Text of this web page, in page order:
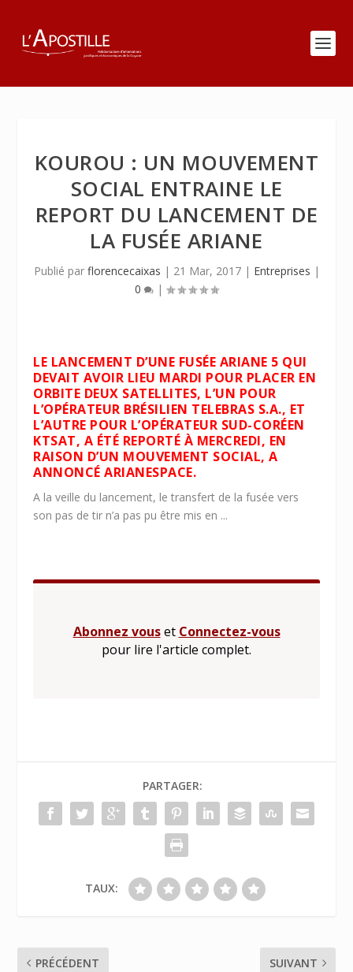
KOUROU : UN MOUVEMENT
SOCIAL ENTRAINE LE
REPORT DU LANCEMENT DE
LA FUSÉE ARIANE
Publié par florencecaixas | 21 Mar, 2017| Entreprises |
0
|
LE LANCEMENT D’UNE FUSÉE ARIANE 5 QUI
DEVAIT AVOIR LIEU MARDI POUR PLACER EN
ORBITE DEUX SATELLITES, L’UN POUR
L’OPÉRATEUR BRÉSILIEN TELEBRAS S.A., ET
L’AUTRE POUR L’OPÉRATEUR SUD-CORÉEN
KTSAT, A ÉTÉ REPORTÉ À MERCREDI, EN
RAISON D’UN MOUVEMENT SOCIAL, A
ANNONCÉ ARIANESPACE.
A la veille du lancement, le transfert de la fusée vers
son pas de tir n’a pas pu être mis en ...
Abonnez vouset Connectez-vous
pour lire l'article complet.
PARTAGER:
TAUX:
PRÉCÉDENT SUIVANT